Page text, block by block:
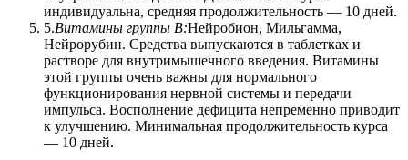
индивидуальна, средняя продолжительность — 10 дней.
5.Витамины группы В:Нейробион, Мильгамма,
Нейрорубин. Средства выпускаются в таблетках и
растворе для внутримышечного введения. Витамины
этой группы очень важны для нормального
функционирования нервной системы и передачи
импульса. Восполнение дефицита непременно приводит
к улучшению. Минимальная продолжительность курса
— 10 дней.